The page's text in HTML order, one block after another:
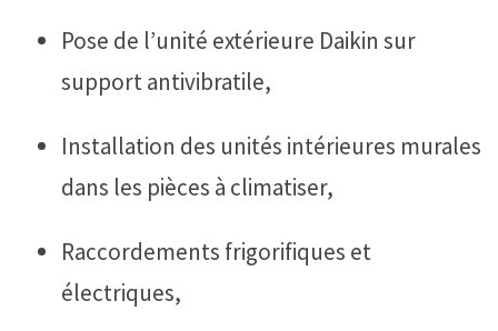
Pose de l’unité extérieure Daikin sur
support antivibratile,
Installation des unités intérieures murales
dans les pièces à climatiser,
Raccordements frigorifiques et
électriques,